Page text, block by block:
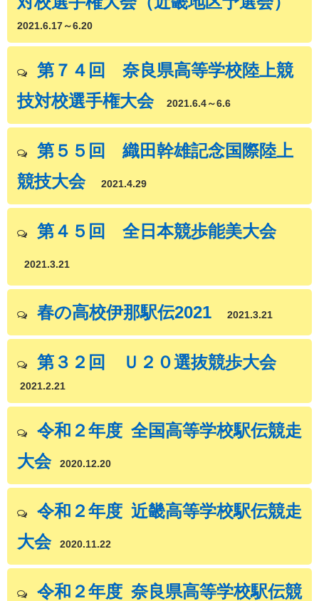
2021.6.17～6.20
第７４回 奈良県高等学校陸上競
技対校選手権大会2021.6.4～6.6
第５５回 織田幹雄記念国際陸上
競技大会
2021.4.29
第４５回 全日本競歩能美大会
2021.3.21
春の高校伊那駅伝2021 2021.3.21
第３２回 Ｕ２０選抜競歩大会
2021.2.21
令和２年度 全国高等学校駅伝競走
大会
2020.12.20
令和２年度 近畿高等学校駅伝競走
大会
2020.11.22
令和２年度 奈良県高等学校駅伝競